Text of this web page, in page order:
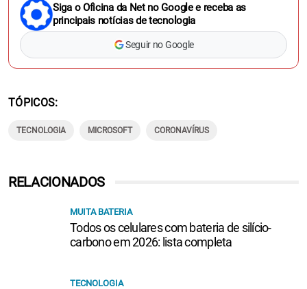
Siga o Oficina da Net no Google e receba as
principais notícias de tecnologia
Seguir no Google
TÓPICOS
TECNOLOGIA MICROSOFT CORONAVÍRUS
RELACIONADOS
MUITA BATERIA
Todos os celulares com bateria de silício-
carbono em 2026: lista completa
TECNOLOGIA